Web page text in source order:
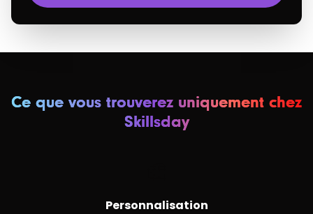
Ce que vous trouverez uniquement chez
Skillsday
Personnalisation